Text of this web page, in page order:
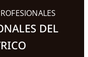
DEL